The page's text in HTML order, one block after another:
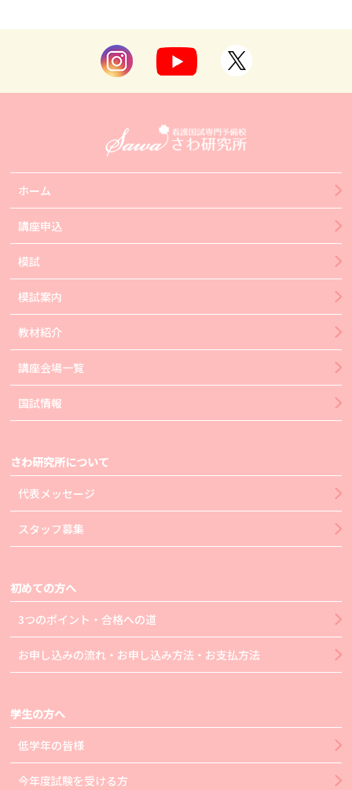
ホーム
講座申込
模試
模試案内
教材紹介
講座会場一覧
国試情報
さわ研究所について
代表メッセージ
スタッフ募集
初めての方へ
3つのポイント・合格への道
お申し込みの流れ・お申し込み方法・お支払方法
学生の方へ
低学年の皆様
今年度試験を受ける方